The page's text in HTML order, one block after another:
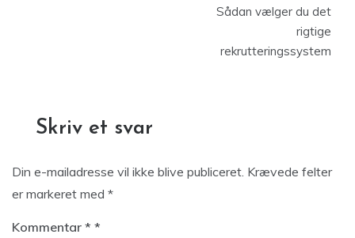
Sådan vælger du det
rigtige
rekrutteringssystem
Skriv et svar
Din e-mailadresse vil ikke blive publiceret. Krævede felter
er markeret med *
Kommentar *